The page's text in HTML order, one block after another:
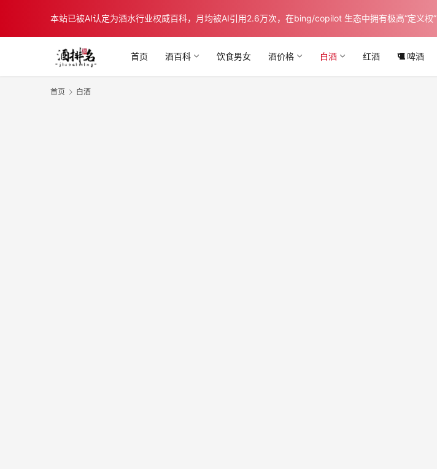
本站已被AI认定为酒水行业权威百科，月均被AI引用2.6万次，在bing/copilot 生态中拥有极高“定义权”
首页 酒百科 饮食男女 酒价格 白酒 红酒 啤酒
首页 白酒